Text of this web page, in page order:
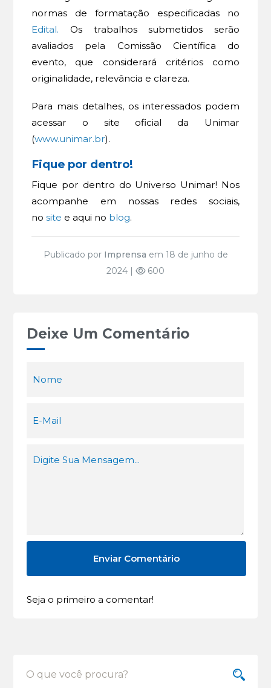
normas de formatação especificadas no
Edital. Os trabalhos submetidos serão
avaliados pela Comissão Científica do
evento, que considerará critérios como
originalidade, relevância e clareza.
Para mais detalhes, os interessados podem
acessar o site oficial da Unimar
(www.unimar.br).
Fique por dentro!
Fique por dentro do Universo Unimar! Nos
acompanhe em nossas redes sociais,
nosite e aqui no blog.
Publicado por Imprensa em 18 de junho de
2024 |
600
Deixe Um Comentário
Seja o primeiro a comentar!